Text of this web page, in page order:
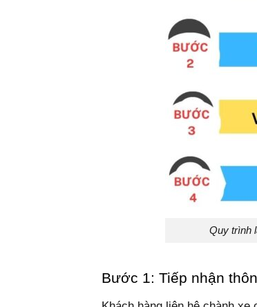
Quy trình
Bước 1: Tiếp nhận